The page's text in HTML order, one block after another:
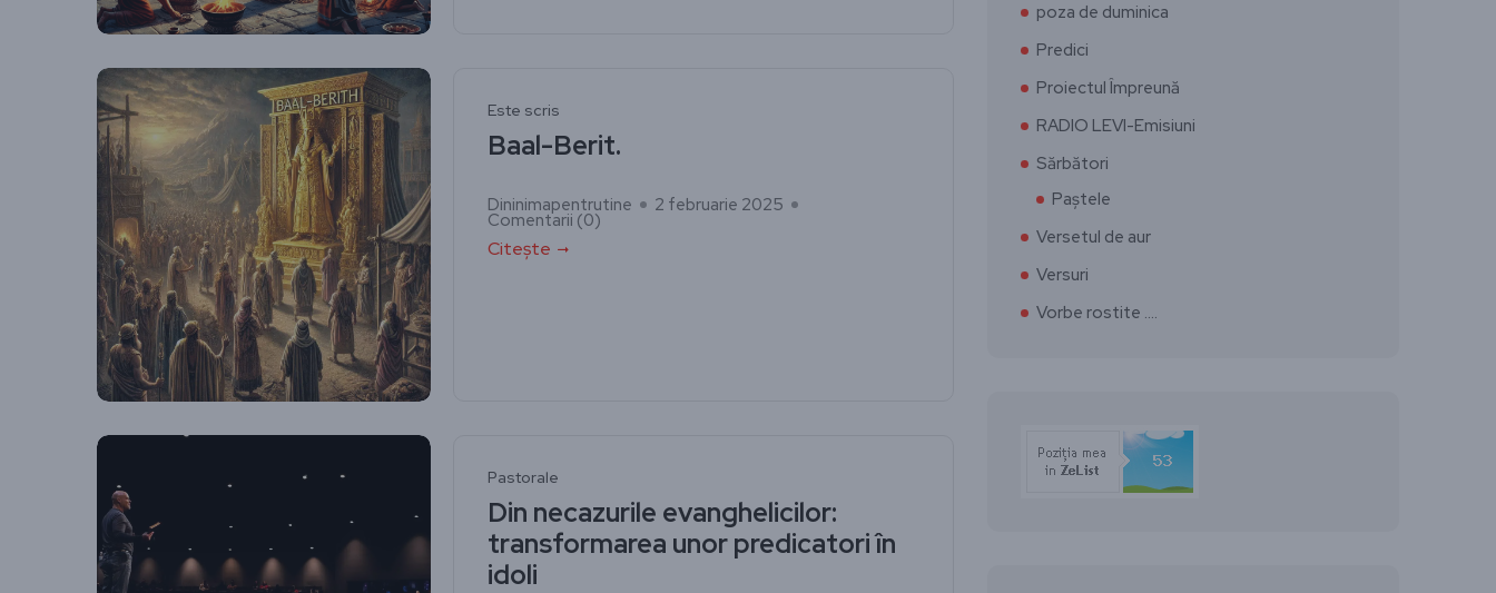
Este scris
Baal-Berit.
Dininimapentrutine 2 februarie 2025
Comentarii (0)
Citește
Pastorale
Din necazurile evanghelicilor:
transformarea unor predicatori în
idoli
poza de duminica
Predici
Proiectul Împreună
RADIO LEVI-Emisiuni
Sărbători
Paștele
Versetul de aur
Versuri
Vorbe rostite ….